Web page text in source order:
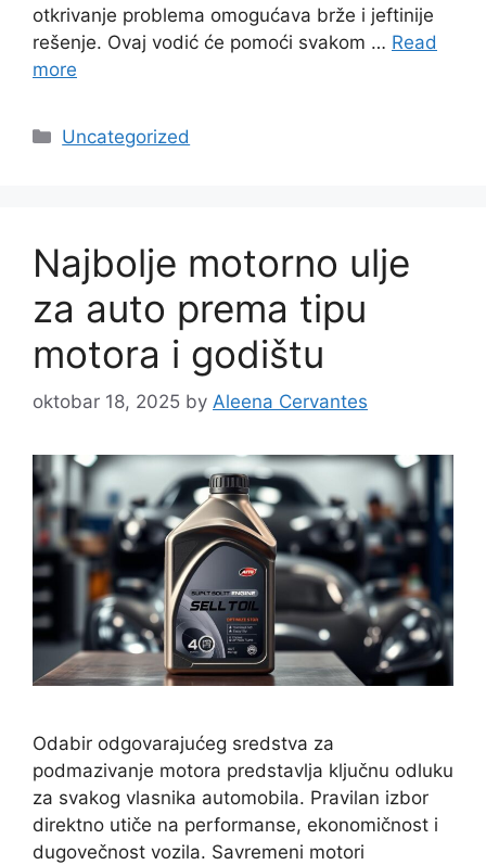
otkrivanje problema omogućava brže i jeftinije
rešenje. Ovaj vodić će pomoći svakom … Read
more
Categories
Uncategorized
Najbolje motorno ulje
za auto prema tipu
motora i godištu
oktobar 18, 2025 by Aleena Cervantes
Odabir odgovarajućeg sredstva za
podmazivanje motora predstavlja ključnu odluku
za svakog vlasnika automobila. Pravilan izbor
direktno utiče na performanse, ekonomičnost i
dugovečnost vozila. Savremeni motori